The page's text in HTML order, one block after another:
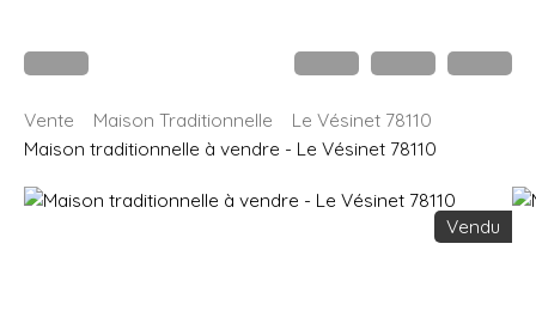
Estimation
Vente Maison Traditionnelle
Le Vésinet 78110
Maison traditionnelle à vendre - Le Vésinet 78110
Vendu